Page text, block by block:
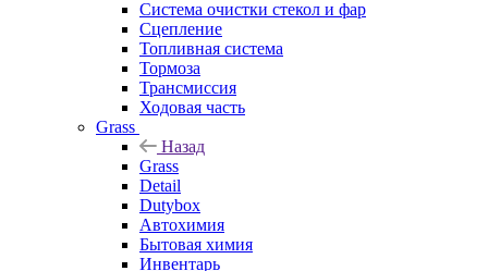
Система очистки стекол и фар
Сцепление
Топливная система
Тормоза
Трансмиссия
Ходовая часть
Grass
Назад
Grass
Detail
Dutybox
Автохимия
Бытовая химия
Инвентарь